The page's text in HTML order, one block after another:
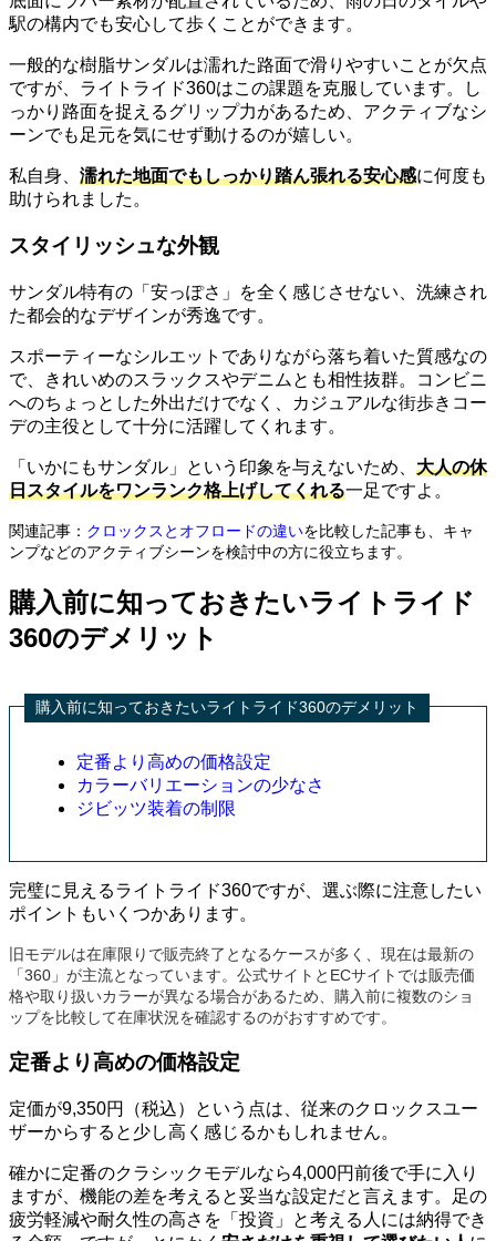
駅の構内でも安心して歩くことができます。
一般的な樹脂サンダルは濡れた路面で滑りやすいことが欠点
ですが、ライトライド360はこの課題を克服しています。し
っかり路面を捉えるグリップ力があるため、アクティブなシ
ーンでも足元を気にせず動けるのが嬉しい。
私自身、 濡れた地面でもしっかり踏ん張れる安心感に何度も
助けられました。
スタイリッシュな外観
サンダル特有の「安っぽさ」を全く感じさせない、洗練され
た都会的なデザインが秀逸です。
スポーティーなシルエットでありながら落ち着いた質感なの
で、きれいめのスラックスやデニムとも相性抜群。コンビニ
へのちょっとした外出だけでなく、カジュアルな街歩きコー
デの主役として十分に活躍してくれます。
「いかにもサンダル」という印象を与えないため、 大人の休
日スタイルをワンランク格上げしてくれる一足ですよ。
関連記事： クロックスとオフロードの違いを比較した記事も、キャ
ンプなどのアクティブシーンを検討中の方に役立ちます。
購入前に知っておきたいライトライド
360のデメリット
購入前に知っておきたいライトライド360のデメリット
定番より高めの価格設定
カラーバリエーションの少なさ
ジビッツ装着の制限
完璧に見えるライトライド360ですが、選ぶ際に注意したい
ポイントもいくつかあります。
旧モデルは在庫限りで販売終了となるケースが多く、現在は最新の
「360」が主流となっています。公式サイトとECサイトでは販売価
格や取り扱いカラーが異なる場合があるため、購入前に複数のショ
ップを比較して在庫状況を確認するのがおすすめです。
定番より高めの価格設定
定価が9,350円（税込）という点は、従来のクロックスユー
ザーからすると少し高く感じるかもしれません。
確かに定番のクラシックモデルなら4,000円前後で手に入り
ますが、機能の差を考えると妥当な設定だと言えます。足の
疲労軽減や耐久性の高さを「投資」と考える人には納得でき